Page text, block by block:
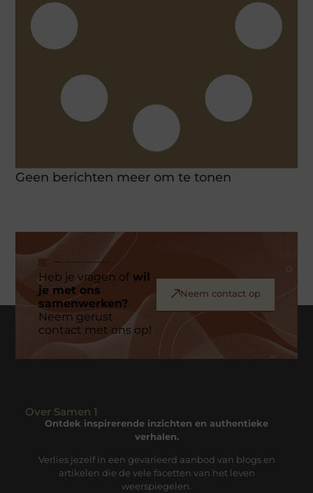
Geen berichten meer om te tonen
Heb je vragen ofwil
je met ons
samenwerken?
Neem gerust
contact met ons op!
Neem contact op
Over Samen 1
Ontdek inspirerende inzichten en authentieke
verhalen.
Verlies jezelf in een gevarieerd aanbod van blogs en
artikelen die de vele facetten van het leven
weerspiegelen.